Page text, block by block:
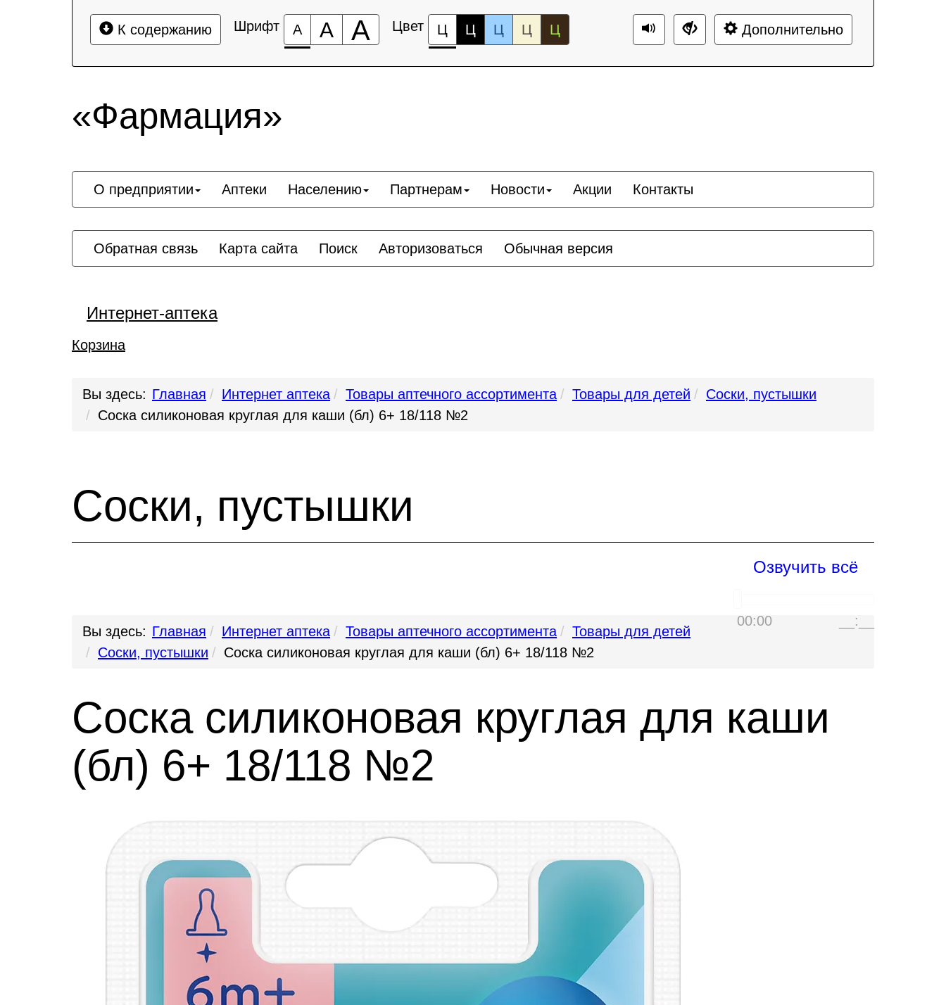
К содержанию Шрифт А А А Цвет Ц Ц Ц Ц Ц Дополнительно
«Фармация»
О предприятии Аптеки Населению Партнерам Новости Акции Контакты
Обратная связь Карта сайта Поиск Авторизоваться Обычная версия
Интернет-аптека
Корзина
Вы здесь: Главная Интернет аптека Товары аптечного ассортимента Товары для детей
Соски, пустышки
Соска силиконовая круглая для каши (бл) 6+ 18/118 №2
Соски, пустышки
Озвучить всё
00:00 __:__
Вы здесь: Главная Интернет аптека Товары аптечного ассортимента
Товары для детей
Соски, пустышки
Соска силиконовая круглая для каши (бл) 6+ 18/118 №2
Соска силиконовая круглая для каши
(бл) 6+ 18/118 №2